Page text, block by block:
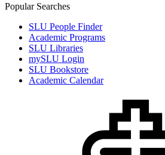
Popular Searches
SLU People Finder
Academic Programs
SLU Libraries
mySLU Login
SLU Bookstore
Academic Calendar